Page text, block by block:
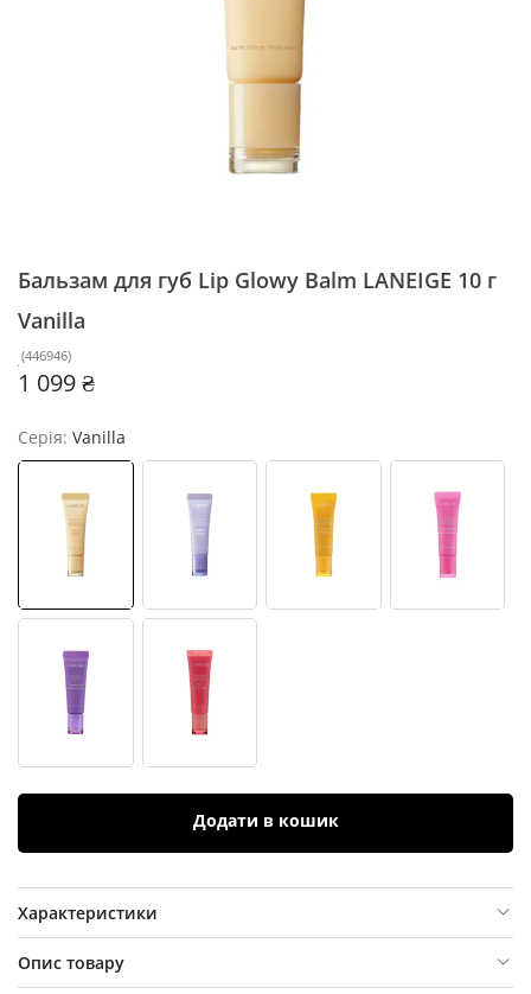
Бальзам для губ Lip Glowy Balm LANEIGE 10 г
Vanilla
(446946)
1 099 ₴
Серія: Vanilla
Додати в кошик
Характеристики
Опис товару